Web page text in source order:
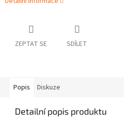
ZEPTAT SE SDÍLET
Popis Diskuze
Detailní popis produktu